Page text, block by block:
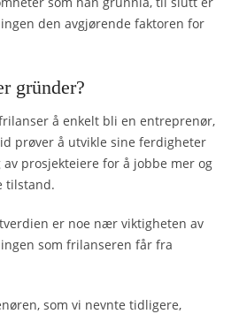
den avgjørende faktoren for
gründer?
å enkelt bli en entreprenør,
prøver å utvikle sine ferdigheter
prosjekteiere for å jobbe mer og
tilstand.
er noe nær viktigheten av
som frilanseren får fra
som vi nevnte tidligere,